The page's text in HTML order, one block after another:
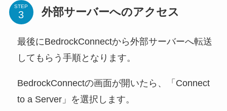
STEP 外部サーバーへのアクセス
最後にBedrockConnectから外部サーバーへ転送
してもらう手順となります。
BedrockConnectの画面が開いたら、「Connect
to a Server」を選択します。